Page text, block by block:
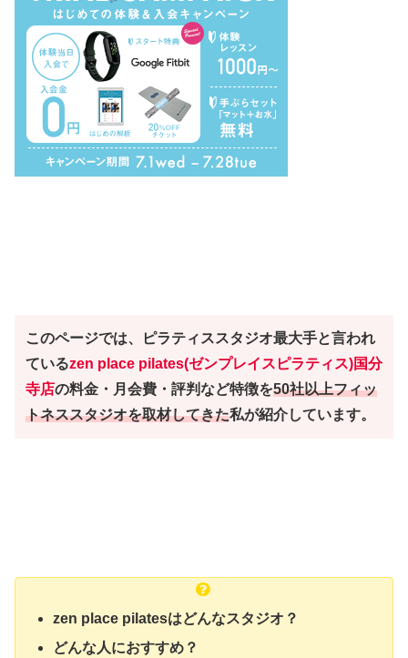
このページでは、ピラティススタジオ最大手と言われ
ているzen place pilates(ゼンプレイスピラティス)国分
寺店の料金・月会費・評判など特徴を50社以上フィッ
トネススタジオを取材してきた私が紹介しています。
zen place pilatesはどんなスタジオ？
どんな人におすすめ？